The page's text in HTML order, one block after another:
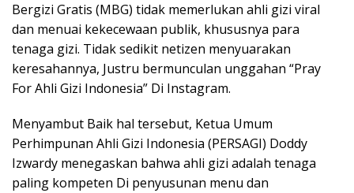
Bergizi Gratis (MBG) tidak memerlukan ahli gizi viral
dan menuai kekecewaan publik, khususnya para
tenaga gizi. Tidak sedikit netizen menyuarakan
keresahannya, Justru bermunculan unggahan “Pray
For Ahli Gizi Indonesia” Di Instagram.
Menyambut Baik hal tersebut, Ketua Umum
Perhimpunan Ahli Gizi Indonesia (PERSAGI) Doddy
Izwardy menegaskan bahwa ahli gizi adalah tenaga
paling kompeten Di penyusunan menu dan